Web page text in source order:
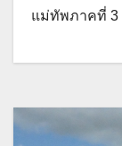
แม่ทัพภาคที่